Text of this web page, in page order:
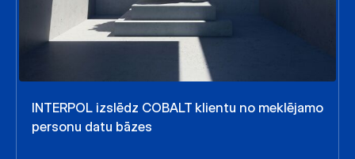
INTERPOL izslēdz COBALT klientu no meklējamo
personu datu bāzes